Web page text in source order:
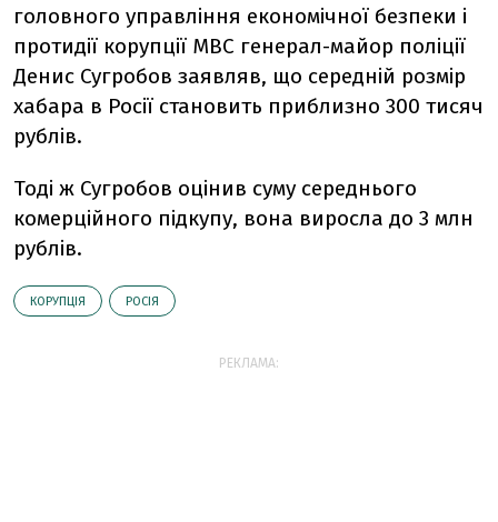
головного управління економічної безпеки і
протидії корупції МВС генерал-майор поліції
Денис Сугробов заявляв, що середній розмір
хабара в Росії становить приблизно 300 тисяч
рублів.
Тоді ж Сугробов оцінив суму середнього
комерційного підкупу, вона виросла до 3 млн
рублів.
КОРУПЦІЯ РОСІЯ
РЕКЛАМА: